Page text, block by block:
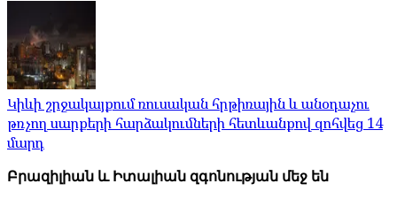
Կիևի շրջակայքում ռուսական հրթիռային և անօդաչու
թռչող սարքերի հարձակումների հետևանքով զոհվեց 14
մարդ
Բրազիլիան և Իտալիան զգոնության մեջ են